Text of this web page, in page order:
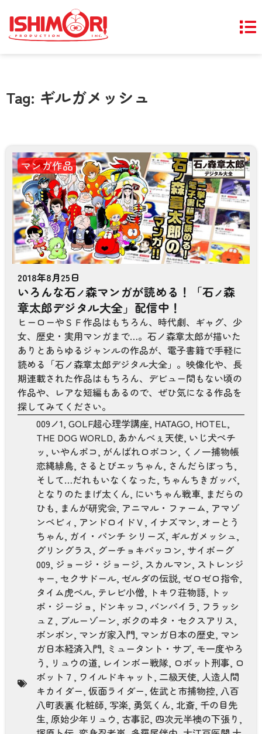
Tag: ギルガメッシュ
マンガ作品
2018年8月25日
いろんな石ノ森マンガが読める！「石ノ森
章太郎デジタル大全」配信中！
ヒーローやＳＦ作品はもちろん、時代劇、ギャグ、少
女、歴史・実用マンガまで…。石ノ森章太郎が描いた
ありとあらゆるジャンルの作品が、電子書籍で手軽に
読める「石ノ森章太郎デジタル大全」。映像化や、長
期連載された作品はもちろん、デビュー間もない頃の
作品や、レアな短編もあるので、ぜひ気になる作品を
探してみてください。
009ノ1, GOLF超心理学講座, HATAGO, HOTEL,
THE DOG WORLD, あかんべぇ天使, いじ犬ペチ
ッ , いやんポコ, がんばれロボコン, くノ一捕物帳
恋縄緋鳥, さるとびエッちゃん, さんだらぼっち,
そして…だれもいなくなった, ちゃんちきガッパ,
となりのたまげ太くん, にいちゃん戦車, まだらの
ひも, まんが研究会, アニマル・ファーム, アマゾ
ンベビィ , アンドロイドＶ, イナズマン, オーとう
ちゃん, ガイ・パンチ シリーズ, ギルガメッシュ,
グリングラス, グーチョキパッコン, サイボーグ
009, ジョージ・ジョージ, スカルマン, ストレンジ
ャー, セクサドール, ゼルダの伝説, ゼロゼロ指令,
タイム虎ベル, テレビ小僧, トキワ荘物語, トッ
ポ・ジージョ , ドンキッコ, バンパイラ, フラッシ
ュＺ , ブルーゾーン, ボクのヰタ・セクスアリス,
ボンボン, マンガ家入門, マンガ日本の歴史, マン
ガ日本経済入門, ミュータント・サブ, モ一度やろ
う , リュウの道, レインボー戦隊, ロボット刑事, ロ
ボット７ , ワイルドキャット, 二級天使, 人造人間
キカイダー, 仮面ライダー, 佐武と市捕物控, 八百
八町表裏 化粧師, 写楽, 勇気くん, 北斎, 千の目先
生, 原始少年リュウ, 古事記, 四次元半襖の下張り ,